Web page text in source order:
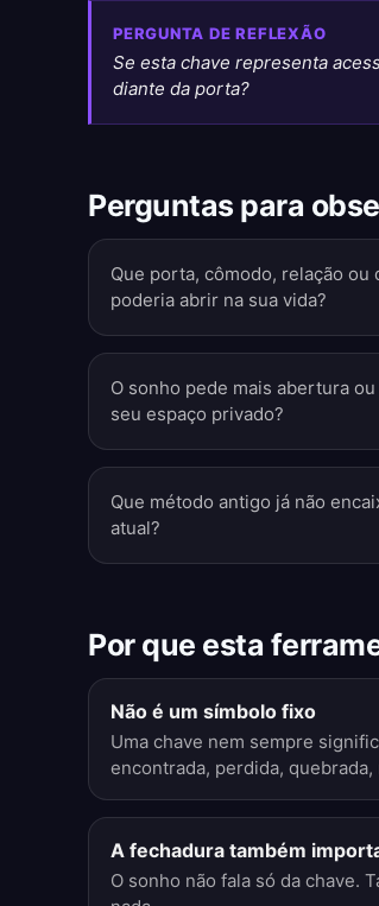
PERGUNTA DE REFLEXÃO
Se esta chave representa
diante da porta?
Perguntas para
Que porta, cômodo, relação ou
poderia abrir na sua vida?
O sonho pede mais abertura
seu espaço privado?
Que método antigo já não
atual?
Por que esta
Não é um símbolo fixo
Uma chave nem sempre
encontrada, perdida,
A fechadura também
O sonho não fala só da chave.